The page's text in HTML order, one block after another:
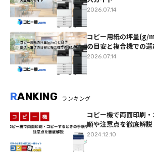
2026.07.14
コピー用紙の坪量(g/
の目安と複合機での選
2026.07.14
RANKING ランキング
コピー機で両面印刷
順や注意点を徹底解説
2024.12.10